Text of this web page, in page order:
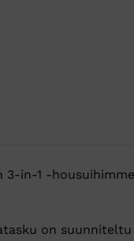
3-in-1 -
on suunniteltu